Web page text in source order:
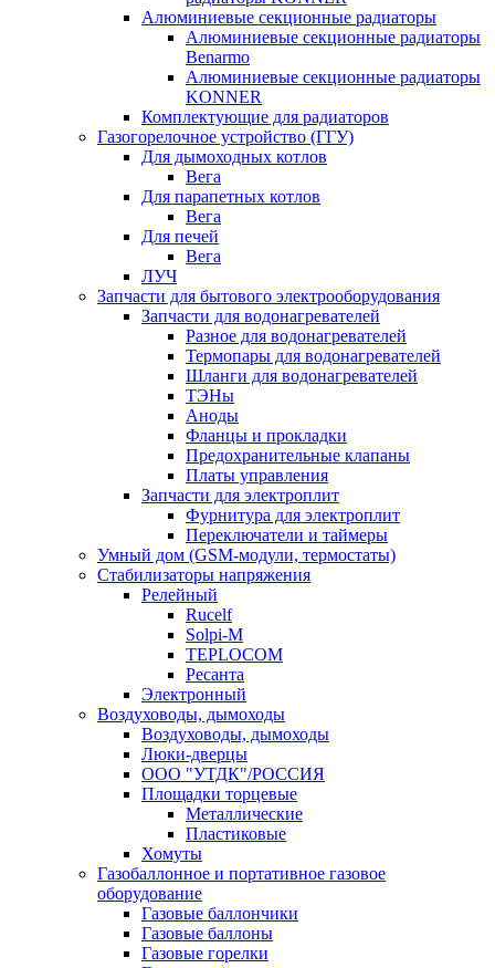
Алюминиевые секционные радиаторы
Алюминиевые секционные радиаторы
Benarmo
Алюминиевые секционные радиаторы
KONNER
Комплектующие для радиаторов
Газогорелочное устройство (ГГУ)
Для дымоходных котлов
Вега
Для парапетных котлов
Вега
Для печей
Вега
ЛУЧ
Запчасти для бытового электрооборудования
Запчасти для водонагревателей
Разное для водонагревателей
Термопары для водонагревателей
Шланги для водонагревателей
ТЭНы
Аноды
Фланцы и прокладки
Предохранительные клапаны
Платы управления
Запчасти для электроплит
Фурнитура для электроплит
Переключатели и таймеры
Умный дом (GSM-модули, термостаты)
Cтабилизаторы напряжения
Релейный
Rucelf
Solpi-M
TEPLOCOM
Ресанта
Электронный
Воздуховоды, дымоходы
Воздуховоды, дымоходы
Люки-дверцы
ООО "УТДК"/РОССИЯ
Площадки торцевые
Металлические
Пластиковые
Хомуты
Газобаллонное и портативное газовое
оборудование
Газовые баллончики
Газовые баллоны
Газовые горелки